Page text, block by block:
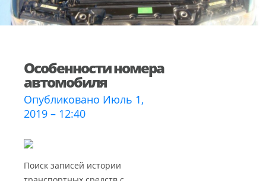
Особенности номера
автомобиля
Опубликовано Июль 1,
2019 – 12:40
Поиск записей истории